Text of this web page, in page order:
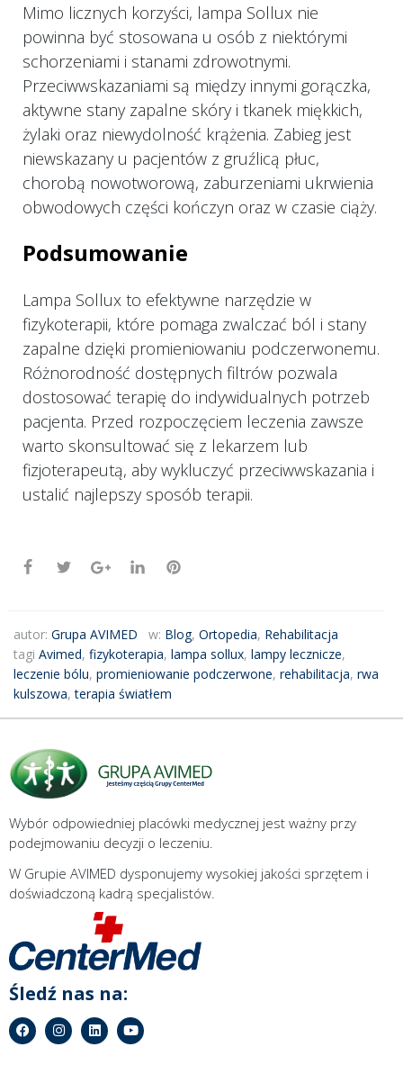
Mimo licznych korzyści, lampa Sollux nie
powinna być stosowana u osób z niektórymi
schorzeniami i stanami zdrowotnymi.
Przeciwwskazaniami są między innymi gorączka,
aktywne stany zapalne skóry i tkanek miękkich,
żylaki oraz niewydolność krążenia. Zabieg jest
niewskazany u pacjentów z gruźlicą płuc,
chorobą nowotworową, zaburzeniami ukrwienia
obwodowych części kończyn oraz w czasie ciąży.
Podsumowanie
Lampa Sollux to efektywne narzędzie w
fizykoterapii, które pomaga zwalczać ból i stany
zapalne dzięki promieniowaniu podczerwonemu.
Różnorodność dostępnych filtrów pozwala
dostosować terapię do indywidualnych potrzeb
pacjenta. Przed rozpoczęciem leczenia zawsze
warto skonsultować się z lekarzem lub
fizjoterapeutą, aby wykluczyć przeciwwskazania i
ustalić najlepszy sposób terapii.
autor: Grupa AVIMED w: Blog, Ortopedia, Rehabilitacja
tagi Avimed, fizykoterapia, lampa sollux, lampy lecznicze,
leczenie bólu, promieniowanie podczerwone, rehabilitacja, rwa
kulszowa,terapia światłem
Wybór odpowiedniej placówki medycznej jest ważny przy
podejmowaniu decyzji o leczeniu.
W Grupie AVIMED dysponujemy wysokiej jakości sprzętem i
doświadczoną kadrą specjalistów.
Śledź nas na: